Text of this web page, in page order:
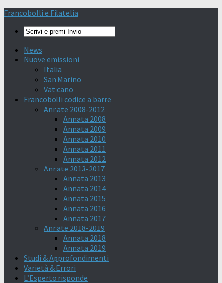
Francobolli e Filatelia
News
Nuove emissioni
Italia
San Marino
Vaticano
Francobolli codice a barre
Annate 2008-2012
Annata 2008
Annata 2009
Annata 2010
Annata 2011
Annata 2012
Annate 2013-2017
Annata 2013
Annata 2014
Annata 2015
Annata 2016
Annata 2017
Annate 2018-2019
Annata 2018
Annata 2019
Studi & Approfondimenti
Varietà & Errori
L’Esperto risponde